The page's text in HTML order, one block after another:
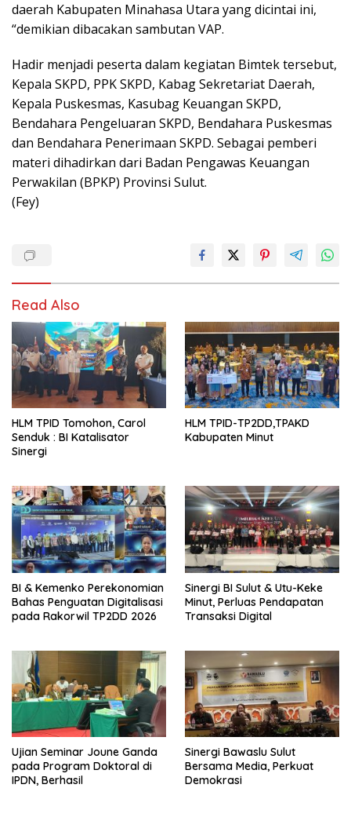
daerah Kabupaten Minahasa Utara yang dicintai ini,
“demikian dibacakan sambutan VAP.
Hadir menjadi peserta dalam kegiatan Bimtek tersebut,
Kepala SKPD, PPK SKPD, Kabag Sekretariat Daerah,
Kepala Puskesmas, Kasubag Keuangan SKPD,
Bendahara Pengeluaran SKPD, Bendahara Puskesmas
dan Bendahara Penerimaan SKPD. Sebagai pemberi
materi dihadirkan dari Badan Pengawas Keuangan
Perwakilan (BPKP) Provinsi Sulut.
(Fey)
Read Also
HLM TPID Tomohon, Carol
Senduk : BI Katalisator
Sinergi
HLM TPID-TP2DD,TPAKD
Kabupaten Minut
BI & Kemenko Perekonomian
Bahas Penguatan Digitalisasi
pada Rakorwil TP2DD 2026
Sinergi BI Sulut & Utu-Keke
Minut, Perluas Pendapatan
Transaksi Digital
Ujian Seminar Joune Ganda
pada Program Doktoral di
IPDN, Berhasil
Sinergi Bawaslu Sulut
Bersama Media, Perkuat
Demokrasi